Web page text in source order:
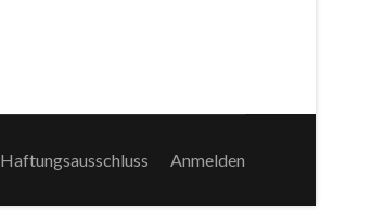
Haftungsausschluss Anmelden